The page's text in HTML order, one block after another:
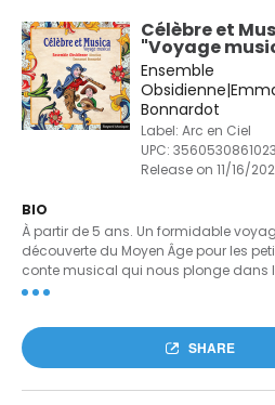
Célèbre et
"Voyage
Ensemble
Bonnardot
Label: Arc en Ciel
UPC: 3560530861023
Release on 11/16/
BIO
À partir de 5 ans. Un formidable
découverte du Moyen Âge pour les
conte musical qui nous plonge dans
« Célèbre », un enfant aux oreilles
permettant d’introduire une vingtaine
chant ou de musique médiévale et de
la large palette d’instruments utilisés
sonorités. Le livret propose une
SHARE